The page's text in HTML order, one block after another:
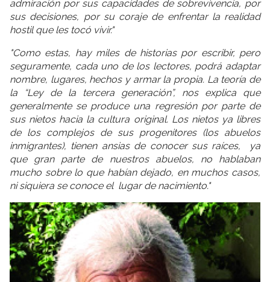
admiración por sus capacidades de sobrevivencia, por
sus decisiones, por su coraje de enfrentar la realidad
hostil que les tocó vivir."
"Como estas, hay miles de historias por escribir, pero
seguramente, cada uno de los lectores, podrá adaptar
nombre, lugares, hechos y armar la propia. La teoría de
la “Ley de la tercera generación”, nos explica que
generalmente se produce una regresión por parte de
sus nietos hacia la cultura original. Los nietos ya libres
de los complejos de sus progenitores (los abuelos
inmigrantes), tienen ansias de conocer sus raíces, ya
que gran parte de nuestros abuelos, no hablaban
mucho sobre lo que habían dejado, en muchos casos,
ni siquiera se conoce el lugar de nacimiento."